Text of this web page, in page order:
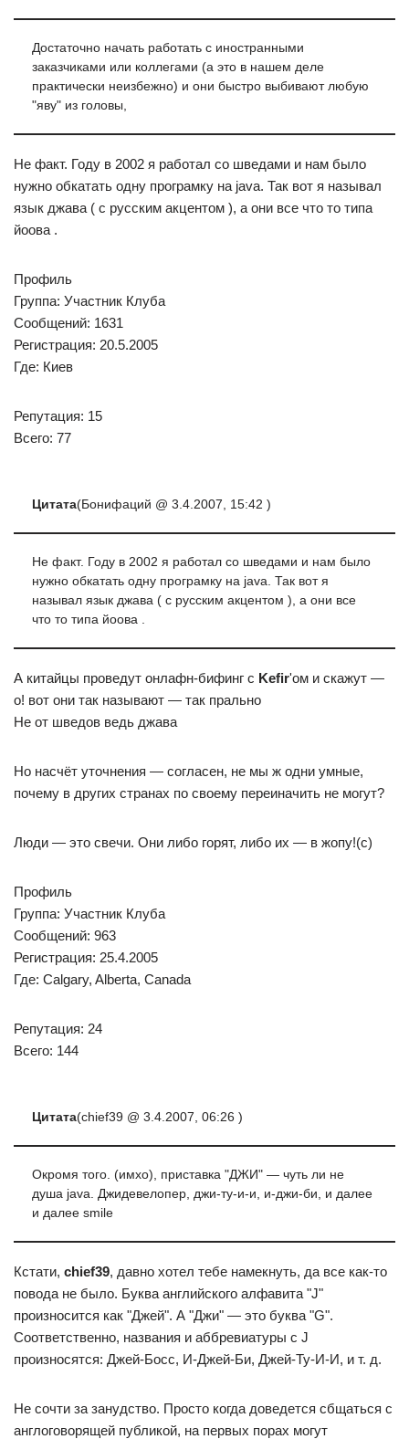
Достаточно начать работать с иностранными
заказчиками или коллегами (а это в нашем деле
практически неизбежно) и они быстро выбивают любую
"яву" из головы,
Не факт. Году в 2002 я работал со шведами и нам было
нужно обкатать одну програмку на java. Так вот я называл
язык джава ( с русским акцентом ), а они все что то типа
йоова .
Профиль
Группа: Участник Клуба
Сообщений: 1631
Регистрация: 20.5.2005
Где: Киев
Репутация: 15
Всего: 77
Цитата(Бонифаций @ 3.4.2007, 15:42 )
Не факт. Году в 2002 я работал со шведами и нам было
нужно обкатать одну програмку на java. Так вот я
называл язык джава ( с русским акцентом ), а они все
что то типа йоова .
А китайцы проведут онлафн-бифинг с Kefir'ом и скажут —
о! вот они так называют — так прально
Не от шведов ведь джава
Но насчёт уточнения — согласен, не мы ж одни умные,
почему в других странах по своему переиначить не могут?
Люди — это свечи. Они либо горят, либо их — в жопу!(с)
Профиль
Группа: Участник Клуба
Сообщений: 963
Регистрация: 25.4.2005
Где: Calgary, Alberta, Canada
Репутация: 24
Всего: 144
Цитата(chief39 @ 3.4.2007, 06:26 )
Окромя того. (имхо), приставка "ДЖИ" — чуть ли не
душа java. Джидевелопер, джи-ту-и-и, и-джи-би, и далее
и далее smile
Кстати, chief39, давно хотел тебе намекнуть, да все как-то
повода не было. Буква английского алфавита "J"
произносится как "Джей". А "Джи" — это буква "G".
Соответственно, названия и аббревиатуры с J
произносятся: Джей-Босс, И-Джей-Би, Джей-Ту-И-И, и т. д.
Не сочти за занудство. Просто когда доведется сбщаться с
англоговорящей публикой, на первых порах могут